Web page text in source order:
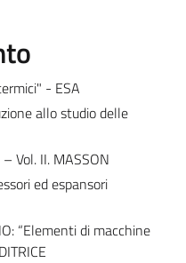
- ESA
allo studio delle
– Vol. II. MASSON
ed espansori
“Elementi di macchine